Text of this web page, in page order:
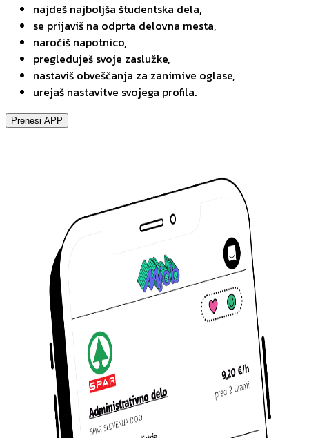
najdeš najboljša študentska dela,
se prijaviš na odprta delovna mesta,
naročiš napotnico,
pregleduješ svoje zaslužke,
nastaviš obveščanja za zanimive oglase,
urejaš nastavitve svojega profila.
Prenesi APP